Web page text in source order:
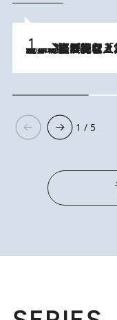
2026.8.5
【なぜ吉沢亮は「気配を消せる」のか？】興行収入208億の『国宝』を経て挑むミュージカル『ディア・エヴァン・ハンセン』。トップ俳優が舞台上でさらけ出した“孤独”とは
1 / 5